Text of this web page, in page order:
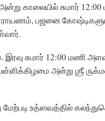
அன்று காலையில் சுமார்
பஜனை
சுமார் 12:00 மணி
வெள்ளிக்கிழமை அன்று ஶ்ரீ
உத்ஸவத்தில்